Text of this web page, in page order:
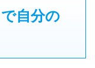
自分の